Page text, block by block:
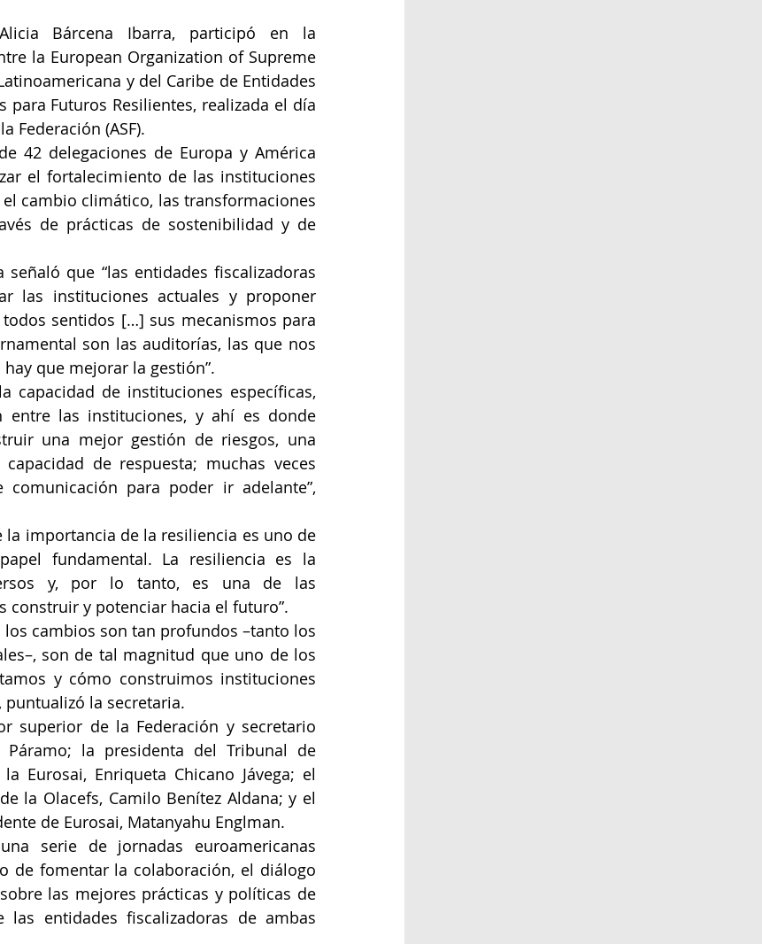
Bárcena Ibarra, participó en la
la European Organization of Supreme
y del Caribe de Entidades
para Futuros Resilientes, realizada el día
Federación (ASF).
42 delegaciones de Europa y América
el fortalecimiento de las instituciones
cambio climático, las transformaciones
de prácticas de sostenibilidad y de
que “las entidades fiscalizadoras
las instituciones actuales y proponer
sentidos […] sus mecanismos para
son las auditorías, las que nos
que mejorar la gestión”.
capacidad de instituciones específicas,
entre las instituciones, y ahí es donde
una mejor gestión de riesgos, una
de respuesta; muchas veces
para poder ir adelante”,
importancia de la resiliencia es uno de
fundamental. La resiliencia es la
y, por lo tanto, es una de las
construir y potenciar hacia el futuro”.
cambios son tan profundos –tanto los
son de tal magnitud que uno de los
y cómo construimos instituciones
la secretaria.
superior de la Federación y secretario
Páramo; la presidenta del Tribunal de
Eurosai, Enriqueta Chicano Jávega; el
la Olacefs, Camilo Benítez Aldana; y el
de Eurosai, Matanyahu Englman.
serie de jornadas euroamericanas
de fomentar la colaboración, el diálogo
las mejores prácticas y políticas de
entidades fiscalizadoras de ambas